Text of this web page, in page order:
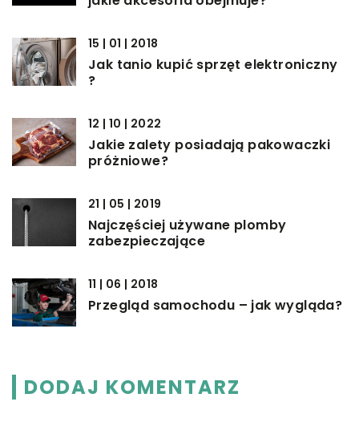
15 | 01 | 2018
Jak tanio kupić sprzęt elektroniczny
?
12 | 10 | 2022
Jakie zalety posiadają pakowaczki
próżniowe?
21 | 05 | 2019
Najczęściej używane plomby
zabezpieczające
11 | 06 | 2018
Przegląd samochodu – jak wygląda?
DODAJ KOMENTARZ